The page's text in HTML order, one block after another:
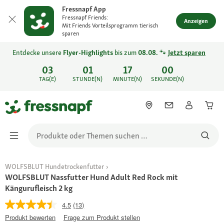
Fressnapf App
Fressnapf Friends:
Mit Friends Vorteilsprogramm tierisch
sparen
Anzeigen
03
TAG(E)
01
STUNDE(N)
17
MINUTE(N)
00
SEKUNDE(N)
Entdecke unsere Flyer-Highlights bis zum08.08. 🐾 Jetzt sparen
WOLFSBLUT Hundetrockenfutter
WOLFSBLUT Nassfutter Hund Adult Red Rock mit
Kängurufleisch 2 kg
4.5 (13)
Produkt bewerten
Frage zum Produkt stellen